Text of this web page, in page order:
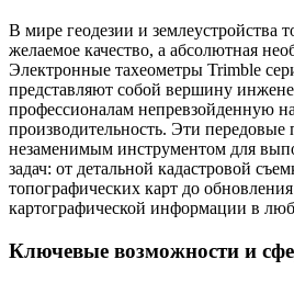
В мире геодезии и землеустройства
желаемое качество, а абсолютная
Электронные тахеометры Trimble
представляют собой вершину
профессионалам непревзойденную
производительность. Эти
незаменимым инструментом для
задач: от детальной кадастровой
топографических карт до
картографической информации в
Ключевые возможности и